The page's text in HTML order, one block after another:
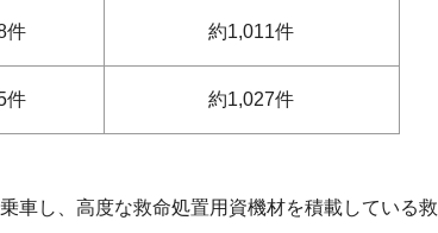
件 約1,011件
件 約1,027件
車し、高度な救命処置用資機材を積載している救